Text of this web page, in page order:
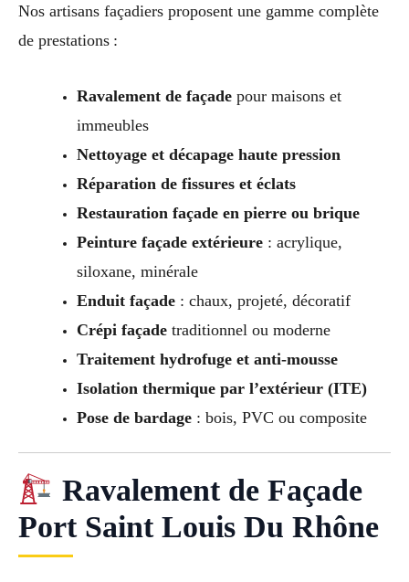
Nos artisans façadiers proposent une gamme complète
de prestations :
Ravalement de façadepour maisons et
immeubles
Nettoyage et décapage haute pression
Réparation de fissures et éclats
Restauration façade en pierre ou brique
Peinture façade extérieure: acrylique,
siloxane, minérale
Enduit façade: chaux, projeté, décoratif
Crépi façadetraditionnel ou moderne
Traitement hydrofuge et anti-mousse
Isolation thermique par l’extérieur (ITE)
Pose de bardage: bois, PVC ou composite
Ravalement de Façade
Port Saint Louis Du Rhône